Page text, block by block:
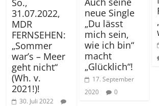
So.,
31.07.2022,
MDR
FERNSEHEN:
„Sommer
war’s – Meer
geht nicht“
(Wh. v.
2021!)!
30. Juli 2022
neue Single
„Du lässt
mich sein,
wie ich bin“
macht
„Glücklich“!
17. September
2020
0